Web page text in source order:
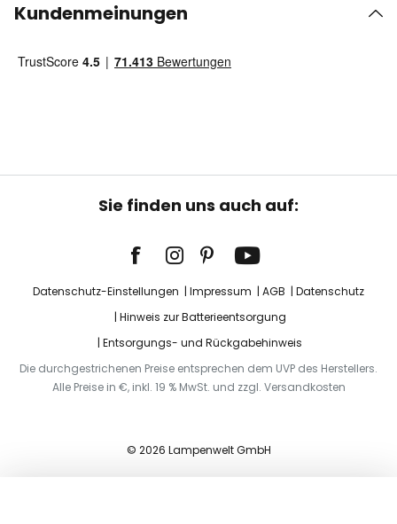
Kundenmeinungen
Sie finden uns auch auf:
Datenschutz-Einstellungen Impressum AGB
Datenschutz
Hinweis zur Batterieentsorgung
Entsorgungs- und Rückgabehinweis
Die durchgestrichenen Preise entsprechen dem UVP des Herstellers.
Alle Preise in €, inkl. 19 % MwSt. und zzgl. Versandkosten
© 2026 Lampenwelt GmbH